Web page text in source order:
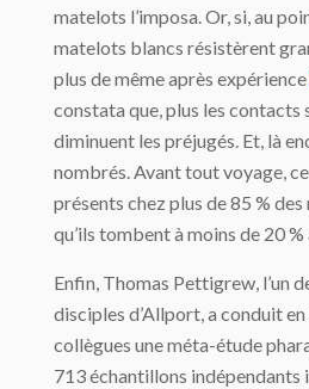
matelots l’imposa. Or, si, au
matelots blancs résistèrent
plus de même après expérience
constata que, plus les contacts
diminuent les préjugés. Et, là
nombrés. Avant tout voyage,
présents chez plus de 85 %
qu’ils tombent à moins de 20 %
Enfin, Thomas Pettigrew, l’un
disciples d’Allport, a conduit
collègues une méta-étude
713 échantillons indépendants